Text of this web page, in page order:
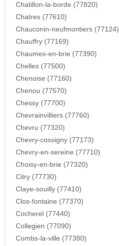
Chatillon-la-borde (77820)
Chatres (77610)
Chauconin-neufmontiers (77124)
Chauffry (77169)
Chaumes-en-brie (77390)
Chelles (77500)
Chenoise (77160)
Chenou (77570)
Chessy (77700)
Chevrainvilliers (77760)
Chevru (77320)
Chevry-cossigny (77173)
Chevry-en-sereine (77710)
Choisy-en-brie (77320)
Citry (77730)
Claye-souilly (77410)
Clos-fontaine (77370)
Cocherel (77440)
Collegien (77090)
Combs-la-ville (77380)